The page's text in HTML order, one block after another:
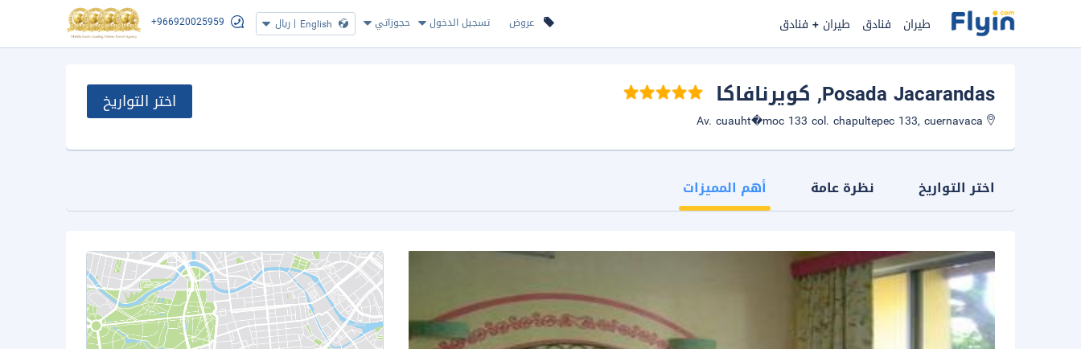
عروض تسجيل الدخول حجوزاتي English
| ريال +966920025959 طيران فنادق طيران + فنادق
Posada Jacarandas, كويرنافاكا اختر التواريخ
اختر التواريخ نظرة عامة أهم المميزات